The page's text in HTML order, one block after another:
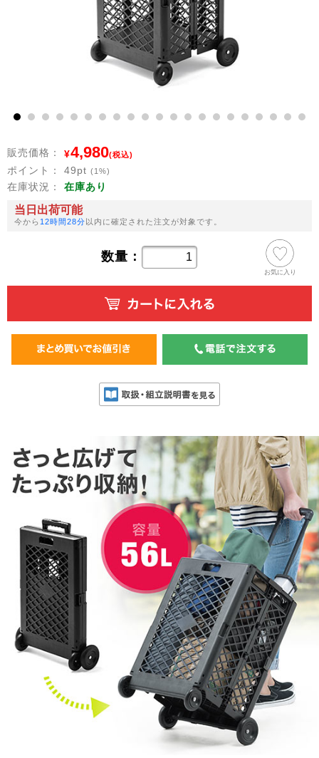
10 11 12 13 14 15 16 17 18 19 20
販売価格： ¥4,980(税込)
ポイント： 49pt (1%)
在庫状況： 在庫あり
当日出荷可能
今から 12時間28分以内に確定された注文が対象です。
数量：
お気に入り